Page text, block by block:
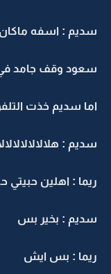
: اسفه ماكان
وقف جامد في
سديم خذت
:
: اهلين حبيتي حتى
: بخير بس
: بس ايش